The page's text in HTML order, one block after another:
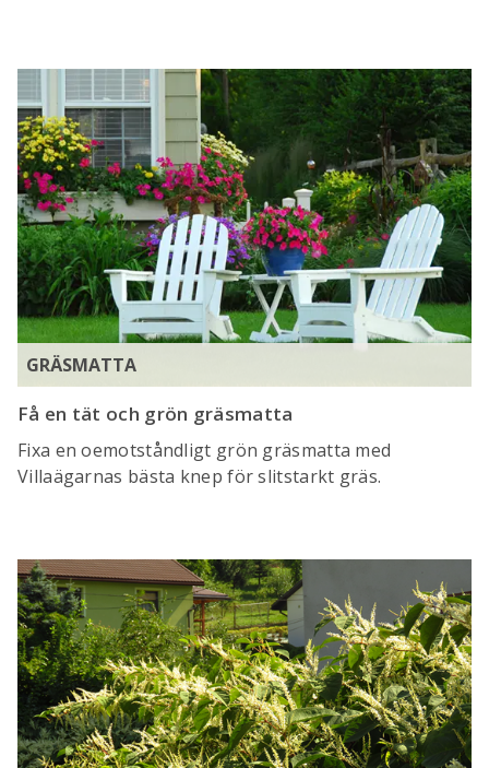
GRÄSMATTA
Få en tät och grön gräsmatta
Fixa en oemotståndligt grön gräsmatta med
Villaägarnas bästa knep för slitstarkt gräs.